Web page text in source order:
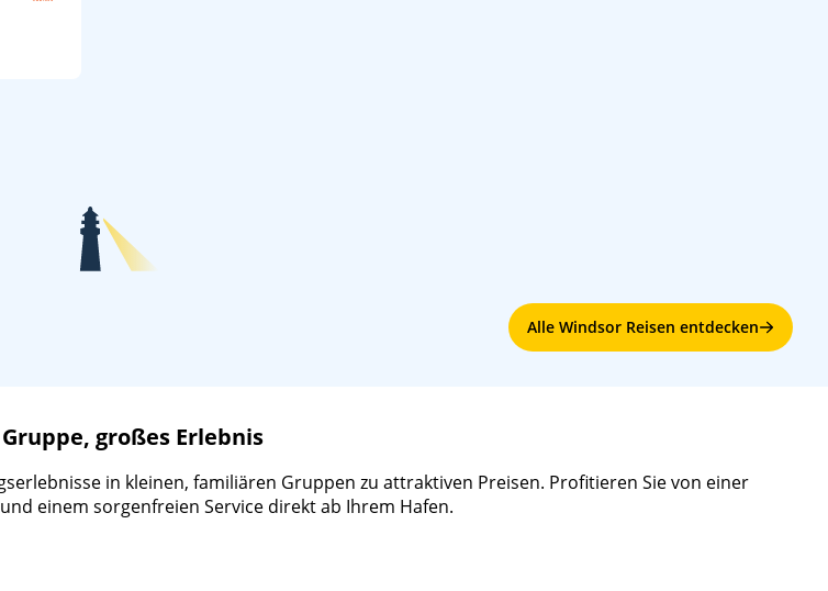
Alle Windsor Reisen entdecken
großes Erlebnis
in kleinen, familiären Gruppen zu attraktiven Preisen. Profitieren Sie von einer
einem sorgenfreien Service direkt ab Ihrem Hafen.